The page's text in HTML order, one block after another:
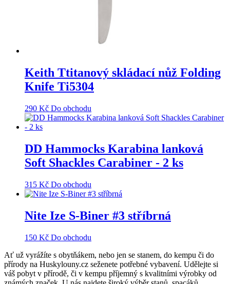
Keith Ttitanový skládací nůž Folding
Knife Ti5304
290 Kč Do obchodu
DD Hammocks Karabina lanková
Soft Shackles Carabiner - 2 ks
315 Kč Do obchodu
Nite Ize S-Biner #3 stříbrná
150 Kč Do obchodu
Ať už vyrážíte s obytňákem, nebo jen se stanem, do kempu či do
přírody na Huskylouny.cz seženete potřebné vybavení. Udělejte si
váš pobyt v přírodě, či v kempu příjemný s kvalitními výrobky od